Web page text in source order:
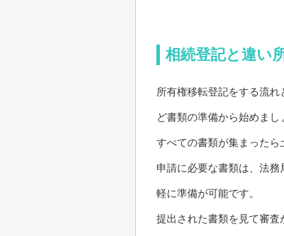
相続登記と違い
所有権移転登記をする流
ど書類の準備から始めまし
すべての書類が集まったら
申請に必要な書類は、法
軽に準備が可能です。
提出された書類を見て審